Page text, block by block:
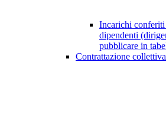
Incarichi conferiti
dipendenti
pubblicare in
Contrattazione collettiva